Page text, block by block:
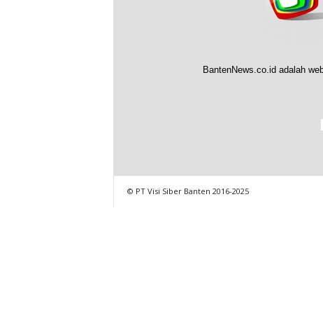
BantenNews.co.id adalah
© PT Visi Siber Banten 2016-2025